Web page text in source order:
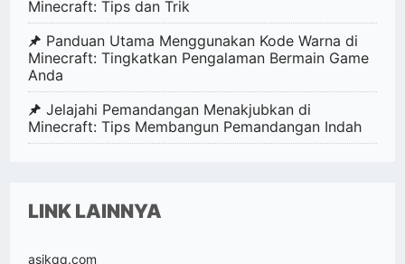
Minecraft: Tips dan Trik
Panduan Utama Menggunakan Kode Warna di
Minecraft: Tingkatkan Pengalaman Bermain Game
Anda
Jelajahi Pemandangan Menakjubkan di
Minecraft: Tips Membangun Pemandangan Indah
LINK LAINNYA
asikqq.com